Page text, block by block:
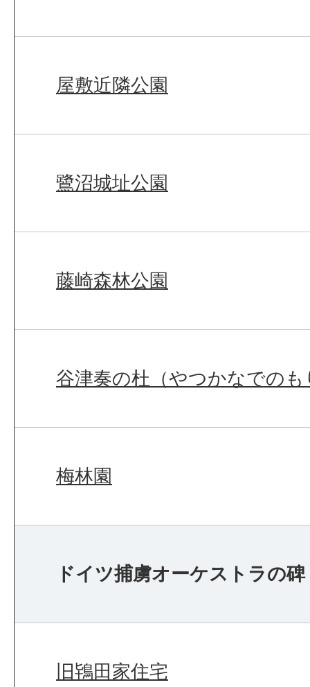
屋敷近隣公園
鷺沼城址公園
藤崎森林公園
谷津奏の杜（やつかなでのも
梅林園
ドイツ捕虜オーケストラの碑
旧鴇田家住宅